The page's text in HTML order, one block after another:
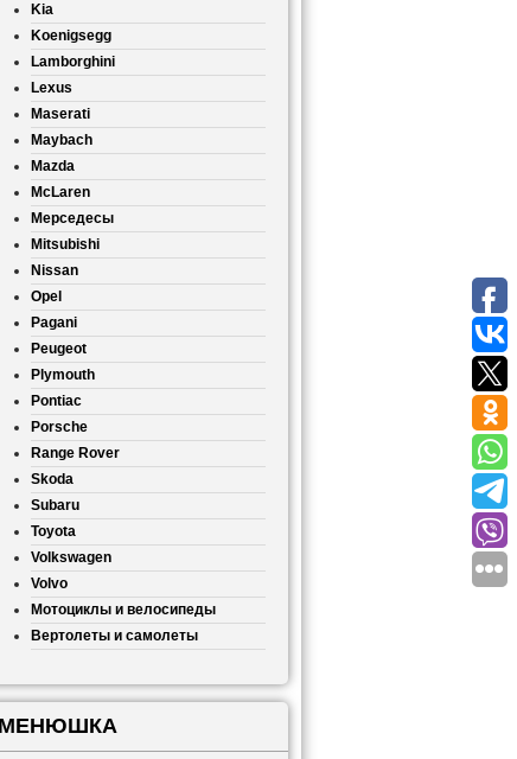
Kia
Koenigsegg
Lamborghini
Lexus
Maserati
Maybach
Mazda
McLaren
Мерседесы
Mitsubishi
Nissan
Opel
Pagani
Peugeot
Plymouth
Pontiac
Porsche
Range Rover
Skoda
Subaru
Toyota
Volkswagen
Volvo
Мотоциклы и велосипеды
Вертолеты и самолеты
МЕНЮШКА